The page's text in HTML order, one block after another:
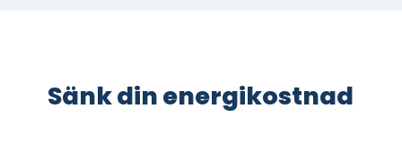
Sänk din energikostnad